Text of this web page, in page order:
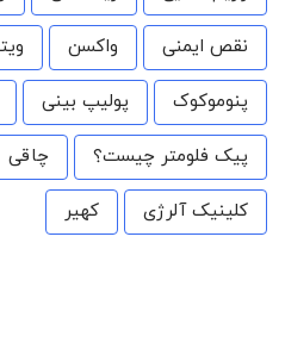
نقص ایمنی واکسن
پنوموکوک پولیپ بینی
پیک فلومتر چیست؟ چاقی
کلینیک آلرژی کهیر